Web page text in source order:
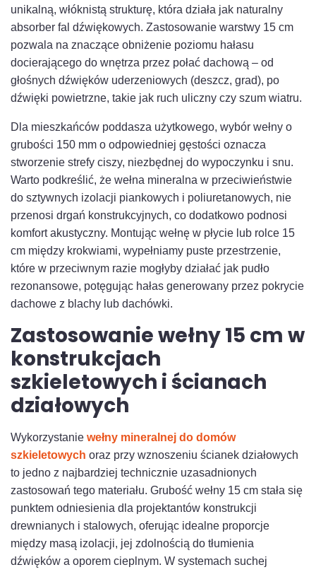
unikalną, włóknistą strukturę, która działa jak naturalny
absorber fal dźwiękowych. Zastosowanie warstwy 15 cm
pozwala na znaczące obniżenie poziomu hałasu
docierającego do wnętrza przez połać dachową – od
głośnych dźwięków uderzeniowych (deszcz, grad), po
dźwięki powietrzne, takie jak ruch uliczny czy szum wiatru.
Dla mieszkańców poddasza użytkowego, wybór wełny o
grubości 150 mm o odpowiedniej gęstości oznacza
stworzenie strefy ciszy, niezbędnej do wypoczynku i snu.
Warto podkreślić, że wełna mineralna w przeciwieństwie
do sztywnych izolacji piankowych i poliuretanowych, nie
przenosi drgań konstrukcyjnych, co dodatkowo podnosi
komfort akustyczny. Montując wełnę w płycie lub rolce 15
cm między krokwiami, wypełniamy puste przestrzenie,
które w przeciwnym razie mogłyby działać jak pudło
rezonansowe, potęgując hałas generowany przez pokrycie
dachowe z blachy lub dachówki.
Zastosowanie wełny 15 cm w
konstrukcjach
szkieletowych i ścianach
działowych
Wykorzystanie wełny mineralnej do domów
szkieletowych oraz przy wznoszeniu ścianek działowych
to jedno z najbardziej technicznie uzasadnionych
zastosowań tego materiału. Grubość wełny 15 cm stała się
punktem odniesienia dla projektantów konstrukcji
drewnianych i stalowych, oferując idealne proporcje
między masą izolacji, jej zdolnością do tłumienia
dźwięków a oporem cieplnym. W systemach suchej